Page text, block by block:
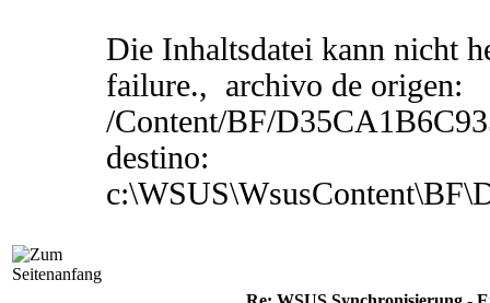
Die Inhaltsdatei kann nicht
failure., archivo de origen:
/Content/BF/
destino: